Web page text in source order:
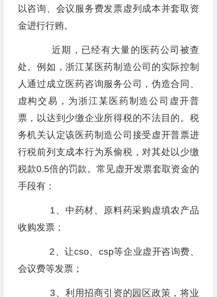
以咨询、会议服务费发票虚列成本并套取资
金进行行贿。
近期，已经有大量的医药公司被查
处。例如，浙江某医药制造公司的实际控制
人通过成立医药咨询服务公司，伪造合同、
虚构交易，为浙江某医药制造公司虚开普
票，以达到少缴企业所得税的不法目的。税
务机关认定该医药制造公司接受虚开普票进
行税前列支成本行为系偷税，对其处以少缴
税款0.5倍的罚款。常见虚开发票套取资金的
手段有：
1、中药材、原料药采购虚填农产品
收购发票；
2、让cso、csp等企业虚开咨询费、
会议费等发票；
3、利用招商引资的园区政策，将业